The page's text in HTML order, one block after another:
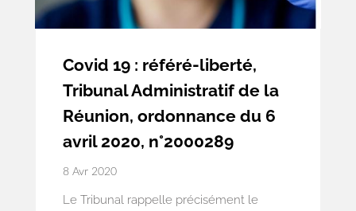
Covid 19 : référé-liberté,
Tribunal Administratif de la
Réunion, ordonnance du 6
avril 2020, n°2000289
8 Avr 2020
Le Tribunal rappelle précisément le